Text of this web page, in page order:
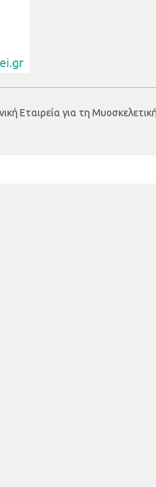
Εταιρεία για τη